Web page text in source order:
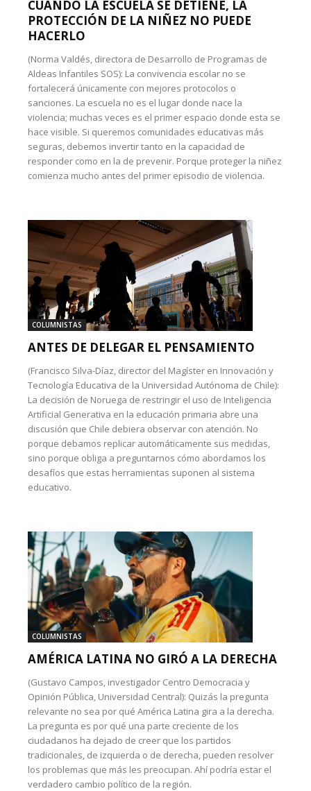
CUANDO LA ESCUELA SE DETIENE, LA
PROTECCIÓN DE LA NIÑEZ NO PUEDE
HACERLO
(Norma Valdés, directora de Desarrollo de Programas de
Aldeas Infantiles SOS): La convivencia escolar no se
fortalecerá únicamente con mejores protocolos o
sanciones. La escuela no es el lugar donde nace la
violencia; muchas veces es el primer espacio donde esta se
hace visible. Si queremos comunidades educativas más
seguras, debemos invertir tanto en la capacidad de
responder como en la de prevenir. Porque proteger la niñez
comienza mucho antes del primer episodio de violencia.
COLUMNISTAS
ANTES DE DELEGAR EL PENSAMIENTO
(Francisco Silva-Díaz, director del Magíster en Innovación y
Tecnología Educativa de la Universidad Autónoma de Chile):
La decisión de Noruega de restringir el uso de Inteligencia
Artificial Generativa en la educación primaria abre una
discusión que Chile debiera observar con atención. No
porque debamos replicar automáticamente sus medidas,
sino porque obliga a preguntarnos cómo abordamos los
desafíos que estas herramientas suponen al sistema
educativo.
COLUMNISTAS
AMÉRICA LATINA NO GIRÓ A LA DERECHA
(Gustavo Campos, investigador Centro Democracia y
Opinión Pública, Universidad Central): Quizás la pregunta
relevante no sea por qué América Latina gira a la derecha.
La pregunta es por qué una parte creciente de los
ciudadanos ha dejado de creer que los partidos
tradicionales, de izquierda o de derecha, pueden resolver
los problemas que más les preocupan. Ahí podría estar el
verdadero cambio político de la región.